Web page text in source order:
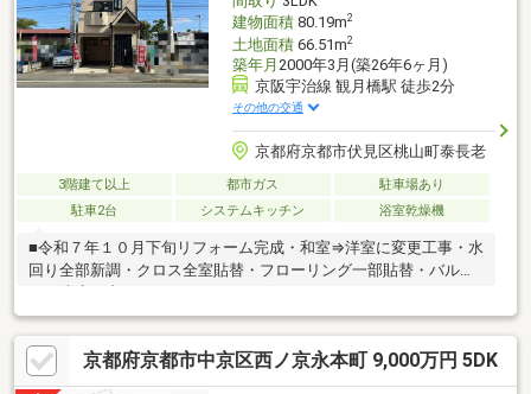
建物面積80.19m2
土地面積66.51m2
築年月 2000年3月(築26年6ヶ月)
京阪宇治線 観月橋駅 徒歩2分
その他の交通
京都府京都市伏見区桃山町泰長老
3階建て以上 都市ガス
駐車場あり
駐車2台
システムキッチン 浴室乾燥機
■令和７年１０月下旬リフォーム完成・和室⇒洋室に変更工事・水
回り全部新調・クロス全室貼替・フローリング一部貼替・バルコ
可能♪交通・買物便利な立地！・京阪宇治線『観月橋』駅 徒歩２
分・JR奈良線『桃山』駅 徒歩１１分・近鉄京都線『桃山御陵
前』駅 徒歩１２分・市バス『観月橋北詰』停 徒歩１分■間口
約８ｍ！２台駐車可（車種によっては３台可）■２階・３階居室
京都府京都市中京区西ノ京永本町 9,000万円 5DK